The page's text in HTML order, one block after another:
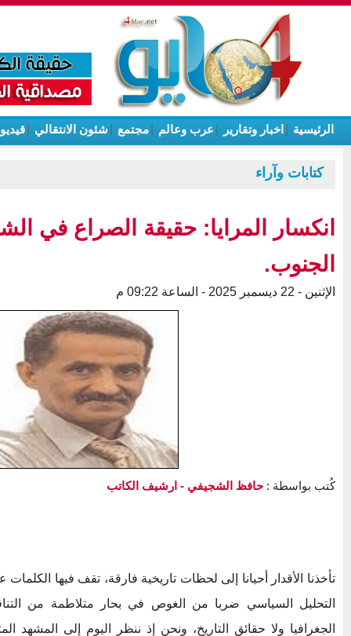
الرئيسية اخبار وتقارير عرب وعالم مجتمع شئون الانتقالي
كتابات وآراء
انكسار المرايا: حقيقة الصراع في
الجنوب.
الإثنين - 22 ديسمبر 2025 - الساعة 09:22 م
كُتب بواسطة : حافظ الشجيفي - ارشيف الكاتب
تأخذنا الأقدار أحيانا إلى لحظات تاريخية فارقة، تقف فيها
التحليل السياسي ضربا من الغوص في بحار متلاطمة من
الجغرافيا ولا حقائق التاريخ، ونحن إذ ننظر اليوم إلى المشهد